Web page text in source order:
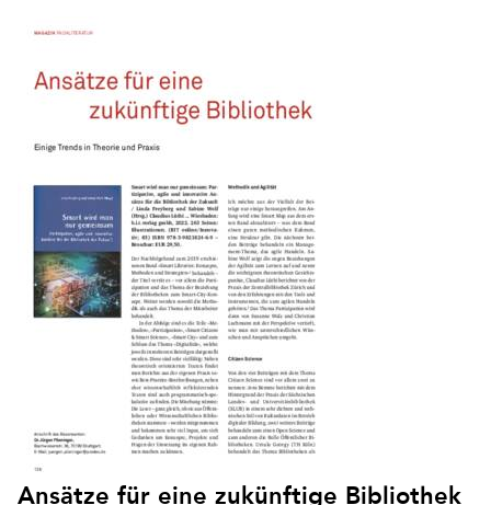
Ansätze für eine zukünftige Bibliothek